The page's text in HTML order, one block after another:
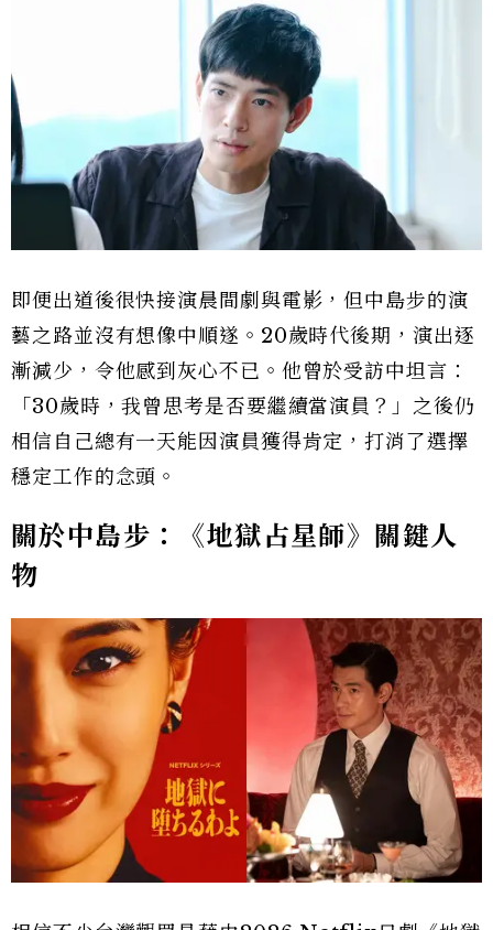
即便出道後很快接演晨間劇與電影，但中島步的演
藝之路並沒有想像中順遂。20歲時代後期，演出逐
漸減少，令他感到灰心不已。他曾於受訪中坦言：
「30歲時，我曾思考是否要繼續當演員？」之後仍
相信自己總有一天能因演員獲得肯定，打消了選擇
穩定工作的念頭。
關於中島步：《地獄占星師》關鍵人
物